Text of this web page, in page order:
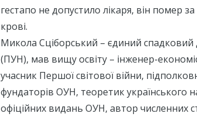
гестапо не допустило лікаря, він помер
крові.
Микола Сціборський – єдиний
(ПУН), мав вищу освіту – інженер-
учасник Першої світової війни,
фундаторів ОУН, теоретик українського
офіційних видань ОУН, автор численних